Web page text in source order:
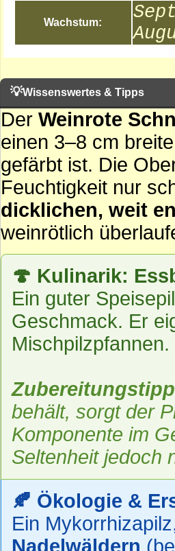
Wachstum:
💡Wissenswertes & Tipps
Der Weinrote
einen 3–8 cm
gefärbt ist. Die
Feuchtigkeit nur
dicklichen, weit
weinrötlich
🍄 Kulinarik:
Ein guter
Geschmack. Er
Mischpilzpfannen.
behält, sorgt der
Komponente im
Seltenheit jedoch
🍂 Ökologie &
Ein
Nadelwäldern